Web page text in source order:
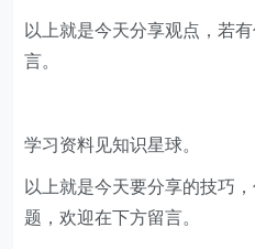
以上就是今天分享观点，若
言。
学习资料见知识星球。
以上就是今天要分享的技巧
题，欢迎在下方留言。